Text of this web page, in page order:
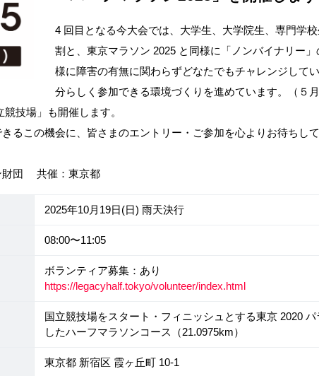
4 回目となる今大会では、大学生、大学院生、専門学
割と、東京マラソン 2025 と同様に「ノンバイナリー
様に障害の有無に関わらずどなたでもチャレンジして
分らしく参加できる環境づくりを進めています。（５
技場」も開催します。
るこの機会に、皆さまのエントリー・ご参加を心よりお待ちし
財団 共催：東京都
2025年10月19日(日) 雨天決行
08:00〜11:05
ボランティア募集：あり
https://legacyhalf.tokyo/volunteer/index.html
国立競技場をスタート・フィニッシュとする東京 2020
したハーフマラソンコース（21.0975km）
東京都 新宿区 霞ヶ丘町 10-1